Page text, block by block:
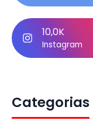
10,0K
Instagram
Categorias